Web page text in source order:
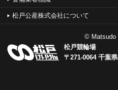
松戸公産株式会社について
© Matsudo
松戸競輪場
〒271-0064 千葉